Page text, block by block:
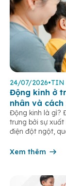
24/07/2026•TIN
Động kinh ở
nhân và
Động kinh là gì?
trưng bởi sự
điện đột ngột,
Xem thêm